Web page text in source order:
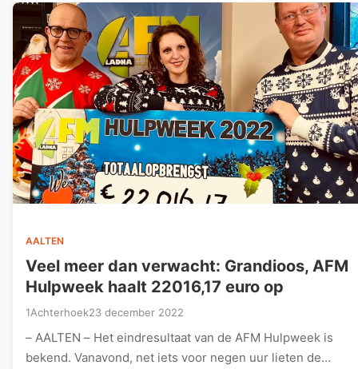
AALTEN
Veel meer dan verwacht: Grandioos, AFM
Hulpweek haalt 22016,17 euro op
1Achterhoek23 december 2022
– AALTEN – Het eindresultaat van de AFM Hulpweek is
bekend. Vanavond, net iets voor negen uur lieten de